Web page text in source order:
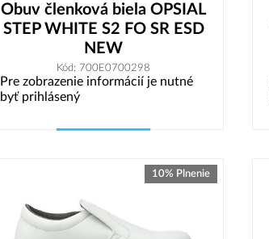
Obuv členková biela OPSIAL
STEP WHITE S2 FO SR ESD
NEW
Kód: 700E0700298
Pre zobrazenie informácií je nutné
byť prihlásený
10% Plnenie